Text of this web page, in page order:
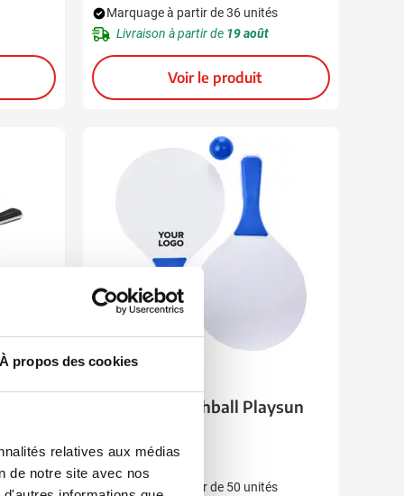
À propos des cookies
relatives aux médias
de notre site avec nos
Marquage à partir de 36 unités
Livraison à partir de 19 août
Voir le produit
Raquette Beachball Playsun
1,74
Marquage à partir de 50 unités